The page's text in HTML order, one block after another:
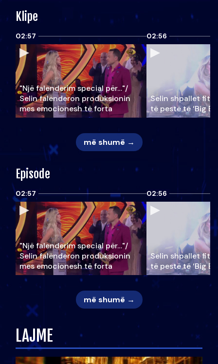
Klipe
02:57
"Një falenderim special për…"/
Selin falënderon produksionin
mes emocionesh të forta
02:56
Selin shpallet
të pestë të ‘Big
më shumë →
Episode
02:57
"Një falenderim special për…"/
Selin falënderon produksionin
mes emocionesh të forta
02:56
Selin shpallet
të pestë të ‘Big
më shumë →
LAJME